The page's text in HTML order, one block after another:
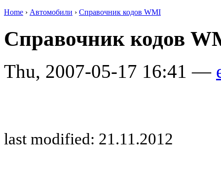
Home › Автомобили › Справочник кодов WMI
Справочник кодов
Thu, 2007-05-17 16:41 —
last modified: 21.11.2012